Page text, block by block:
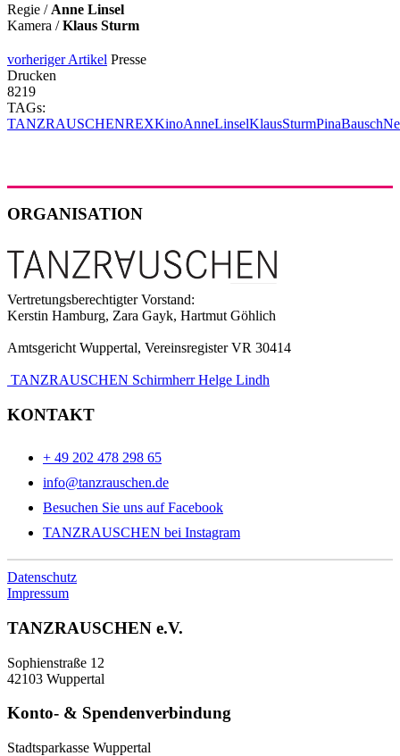
Regie / Anne Linsel
Kamera /Klaus Sturm
vorheriger Artikel Presse
Drucken
8219
TAGs:
TANZRAUSCHENREXKinoAnneLinselKlausSturmPinaBausch
ORGANISATION
Vertretungsberechtigter Vorstand:
Kerstin Hamburg, Zara Gayk, Hartmut Göhlich
Amtsgericht Wuppertal, Vereinsregister VR 30414
TANZRAUSCHEN Schirmherr Helge Lindh
KONTAKT
+ 49 202 478 298 65
info@tanzrauschen.de
Besuchen Sie uns auf Facebook
TANZRAUSCHEN bei Instagram
Datenschutz
Impressum
TANZRAUSCHEN e.V.
Sophienstraße 12
42103 Wuppertal
Konto- & Spendenverbindung
Stadtsparkasse Wuppertal